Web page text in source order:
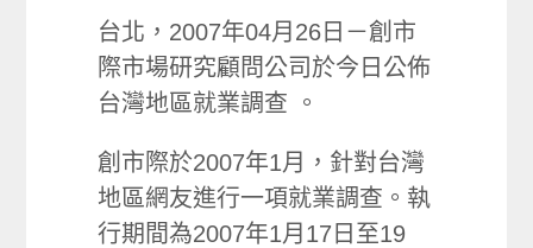
台北，2007年04月26日－創市
際市場研究顧問公司於今日公佈
台灣地區就業調查 。
創市際於2007年1月，針對台灣
地區網友進行一項就業調查。執
行期間為2007年1月17日至19